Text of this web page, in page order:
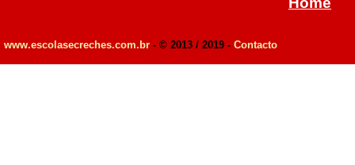
www.escolasecreches.com.br - © 2013 / 2019 - Contacto